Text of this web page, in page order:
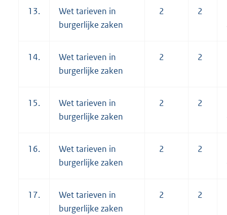
13.
Wet tarieven in
burgerlijke zaken
2 2
14.
Wet tarieven in
burgerlijke zaken
2 2
15.
Wet tarieven in
burgerlijke zaken
2 2
16.
Wet tarieven in
burgerlijke zaken
2 2
17.
Wet tarieven in
burgerlijke zaken
2 2